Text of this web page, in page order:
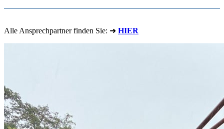
Alle Ansprechpartner finden Sie: ➜ HIER